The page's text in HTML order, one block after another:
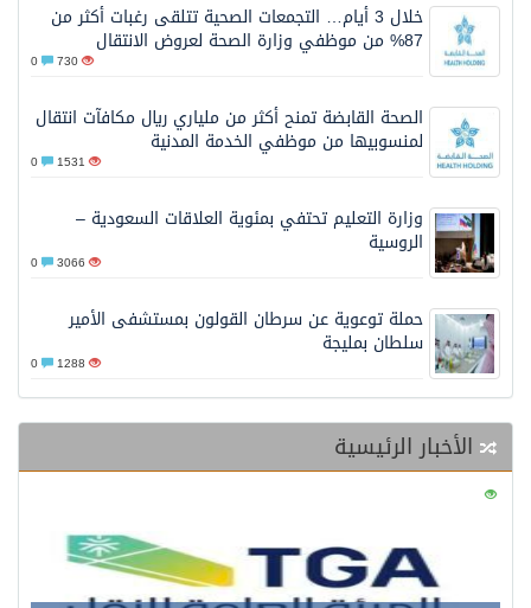
خلال 3 أيام… التجمعات الصحية تتلقى رغبات أكثر من
87% من موظفي وزارة الصحة لعروض الانتقال
730
الصحة القابضة تمنح أكثر من ملياري ريال مكافآت انتقال
لمنسوبيها من موظفي الخدمة المدنية
1531
وزارة التعليم تحتفي بمئوية العلاقات السعودية –
الروسية
3066
حملة توعوية عن سرطان القولون بمستشفى الأمير
سلطان بمليجة
1288
الأخبار الرئيسية
123